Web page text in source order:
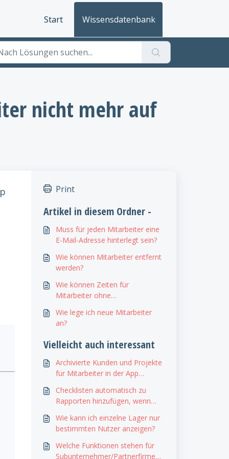
Start Wissensdatenbank
nicht mehr auf
Print
Artikel in diesem Ordner -
Muss für jeden Mitarbeiter eine
E-Mail-Adresse hinterlegt sein?
Wie können Mitarbeiter entfernt
werden?
Wie können Zeiten für
Mitarbeiter ohne
werden?
Wie lege ich neue Mitarbeiter
an?
Vielleicht auch interessant
Archivierte Kunden und Projekte
für Mitarbeiter in der App
Checklisten automatisch zu
Rapporten hinzufügen, wenn
Kunden
Wie kann ich einzelne Lager nur
bestimmten Nutzer anzeigen?
Welche Funktionen stehen für
Subunternehmer/Partnerfirmen